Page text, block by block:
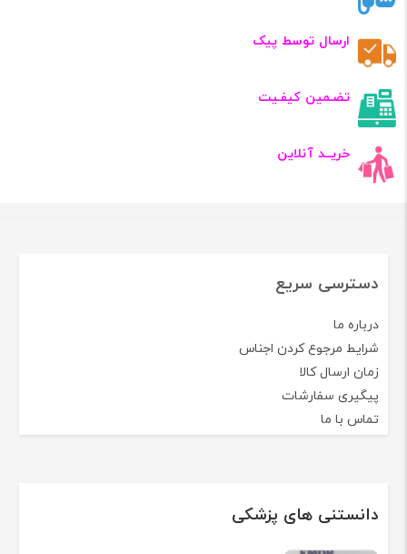
ارسال توسط پیک
تضـمین کیفـیت
خریــد آنلاین
دسترسی سریع
درباره ما
شرایط مرجوع کردن اجناس
زمان ارسال کالا
پیگیری سفارشات
تماس با ما
دانستنی های پزشکی